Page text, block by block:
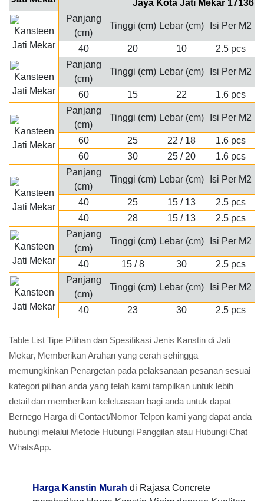
Jaya Kota Jati Mekar 17136
Panjang
(cm)
Tinggi (cm) Lebar (cm) Isi Per M2
40 20 10
2.5 pcs
Panjang
(cm)
Tinggi (cm) Lebar (cm) Isi Per M2
60 15 22
1.6 pcs
Panjang
(cm)
Tinggi (cm) Lebar (cm) Isi Per M2
60 25 22 / 18
1.6 pcs
60
30 25 / 20
1.6 pcs
Panjang
(cm)
Tinggi (cm) Lebar (cm) Isi Per M2
40 25 15 / 13
2.5 pcs
40
28 15 / 13
2.5 pcs
Panjang
(cm)
Tinggi (cm) Lebar (cm) Isi Per M2
40 15 / 8 30
2.5 pcs
Panjang
(cm)
Tinggi (cm) Lebar (cm) Isi Per M2
40 23 30 2.5 pcs
Table List Tipe Pilihan dan Spesifikasi Jenis Kanstin di Jati
Mekar, Memberikan Arahan yang cerah sehingga
memungkinkan Penargetan pada pelaksanaan pesanan sesuai
kategori pilihan anda yang telah kami tampilkan untuk lebih
detail dan memberikan keleluasaan bagi anda untuk dapat
Bernego Harga di Contact/Nomor Telpon kami yang dapat anda
hubungi melalui Metode Hubungi Panggilan atau Hubungi Chat
WhatsApp.
Harga Kanstin Murah di Rajasa Concrete